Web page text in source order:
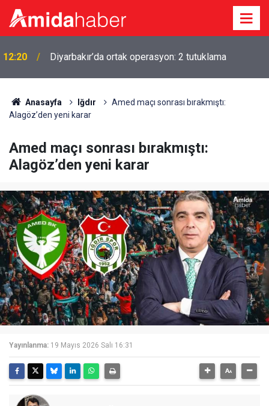
12:20 Diyarbakır’da ortak operasyon: 2 tutuklama
Anasayfa Iğdır
Amed maçı sonrası bırakmıştı:
Alagöz’den yeni karar
Amed maçı sonrası bırakmıştı:
Alagöz’den yeni karar
Yayınlanma: 19 Mayıs 2026 Salı 16:31